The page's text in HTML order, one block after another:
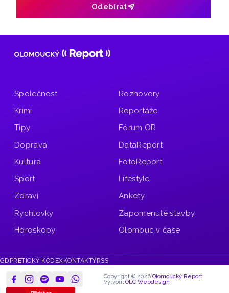
Odebírat
Společnost
Krimi
Tipy
Doprava
Kultura
Sport
Zdraví
Rychlovky
Horoskopy
Rozhovory
Reportáže
Fórum OR
DataReport
FotoReport
Lifestyle
Ankety
Zapomenuté stavby
Olomouc v čase
GDPR ETICKÝ KODEX KONTAKTY RSS
Copyright © 2026 Olomoucký Report
VytvořilOLC Webdesign